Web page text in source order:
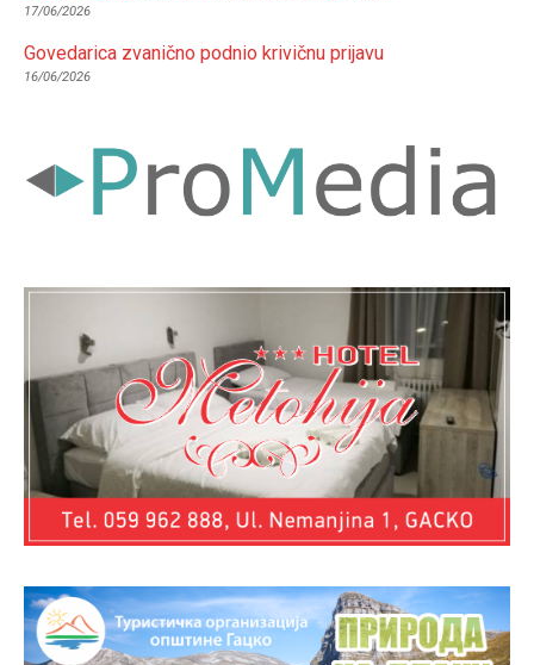
17/06/2026
Govedarica zvanično podnio krivičnu prijavu
16/06/2026